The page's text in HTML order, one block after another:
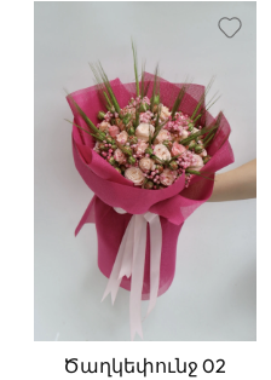
Ծաղկեփունջ 02